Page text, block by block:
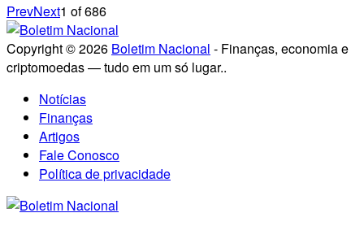
PrevNext1 of686
Copyright © 2026 Boletim Nacional - Finanças, economia e
criptomoedas — tudo em um só lugar..
Notícias
Finanças
Artigos
Fale Conosco
Política de privacidade